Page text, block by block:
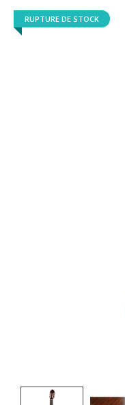
RUPTURE DE STOCK